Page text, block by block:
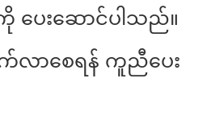
ပေးဆောင်ပါသည်။
လာစေရန် ကူညီပေး